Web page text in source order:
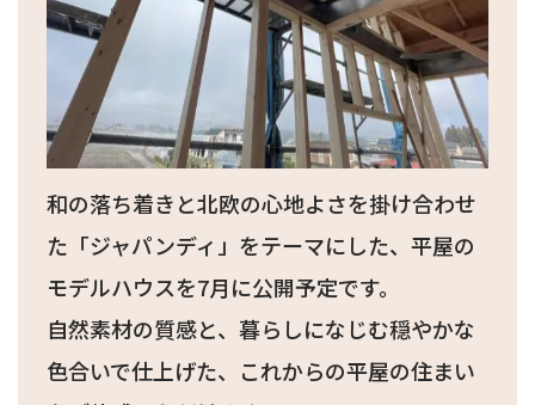
和の落ち着きと北欧の心地よさを掛け合わせ
た「ジャパンディ」をテーマにした、平屋の
モデルハウスを7月に公開予定です。
自然素材の質感と、暮らしになじむ穏やかな
色合いで仕上げた、これからの平屋の住まい